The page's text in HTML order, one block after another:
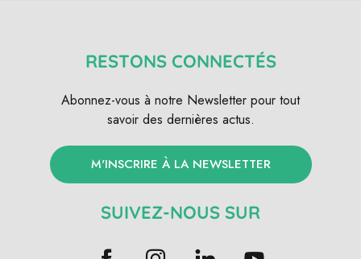
RESTONS CONNECTÉS
Abonnez-vous à notre Newsletter pour tout
savoir des dernières actus.
M'INSCRIRE À LA NEWSLETTER
SUIVEZ-NOUS SUR